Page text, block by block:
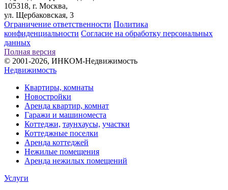
105318, г. Москва,
ул. Щербаковская, 3
Ограничение ответственности Политика
конфиденциальности Согласие на обработку персональных
данных
Полная версия
© 2001-2026, ИНКОМ-Недвижимость
Недвижимость
Квартиры, комнаты
Новостройки
Аренда квартир, комнат
Гаражи и машиноместа
Коттеджи, таунхаусы, участки
Коттеджные поселки
Аренда коттеджей
Нежилые помещения
Аренда нежилых помещений
Услуги